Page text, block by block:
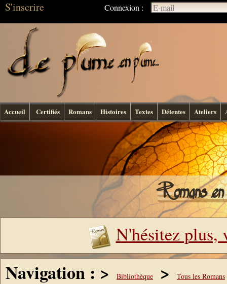
S'inscrire Connexion :
Accueil Certifiés Romans Histoires Textes Détentes Ateliers
Romans
N'hésitez plus,
Navigation : > Bibliothèque > Tous les Romans